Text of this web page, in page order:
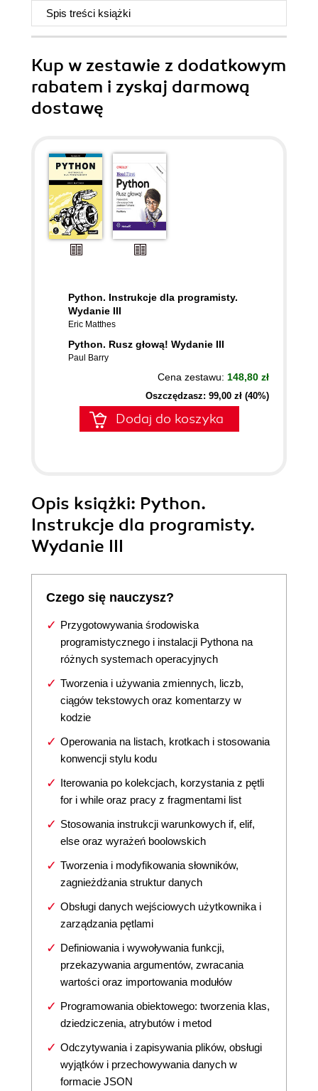
Spis treści książki
Kup w zestawie z dodatkowym
rabatem i zyskaj darmową
dostawę
Python. Instrukcje dla programisty.
Wydanie III
Eric Matthes
Python. Rusz głową! Wydanie III
Paul Barry
Cena zestawu: 148,80 zł
Oszczędzasz: 99,00 zł (40%)
Dodaj do koszyka
Opis książki: Python.
Instrukcje dla programisty.
Wydanie III
Czego się nauczysz?
Przygotowywania środowiska
programistycznego i instalacji Pythona na
różnych systemach operacyjnych
Tworzenia i używania zmiennych, liczb,
ciągów tekstowych oraz komentarzy w
kodzie
Operowania na listach, krotkach i stosowania
konwencji stylu kodu
Iterowania po kolekcjach, korzystania z pętli
for i while oraz pracy z fragmentami list
Stosowania instrukcji warunkowych if, elif,
else oraz wyrażeń boolowskich
Tworzenia i modyfikowania słowników,
zagnieżdżania struktur danych
Obsługi danych wejściowych użytkownika i
zarządzania pętlami
Definiowania i wywoływania funkcji,
przekazywania argumentów, zwracania
wartości oraz importowania modułów
Programowania obiektowego: tworzenia klas,
dziedziczenia, atrybutów i metod
Odczytywania i zapisywania plików, obsługi
wyjątków i przechowywania danych w
formacie JSON